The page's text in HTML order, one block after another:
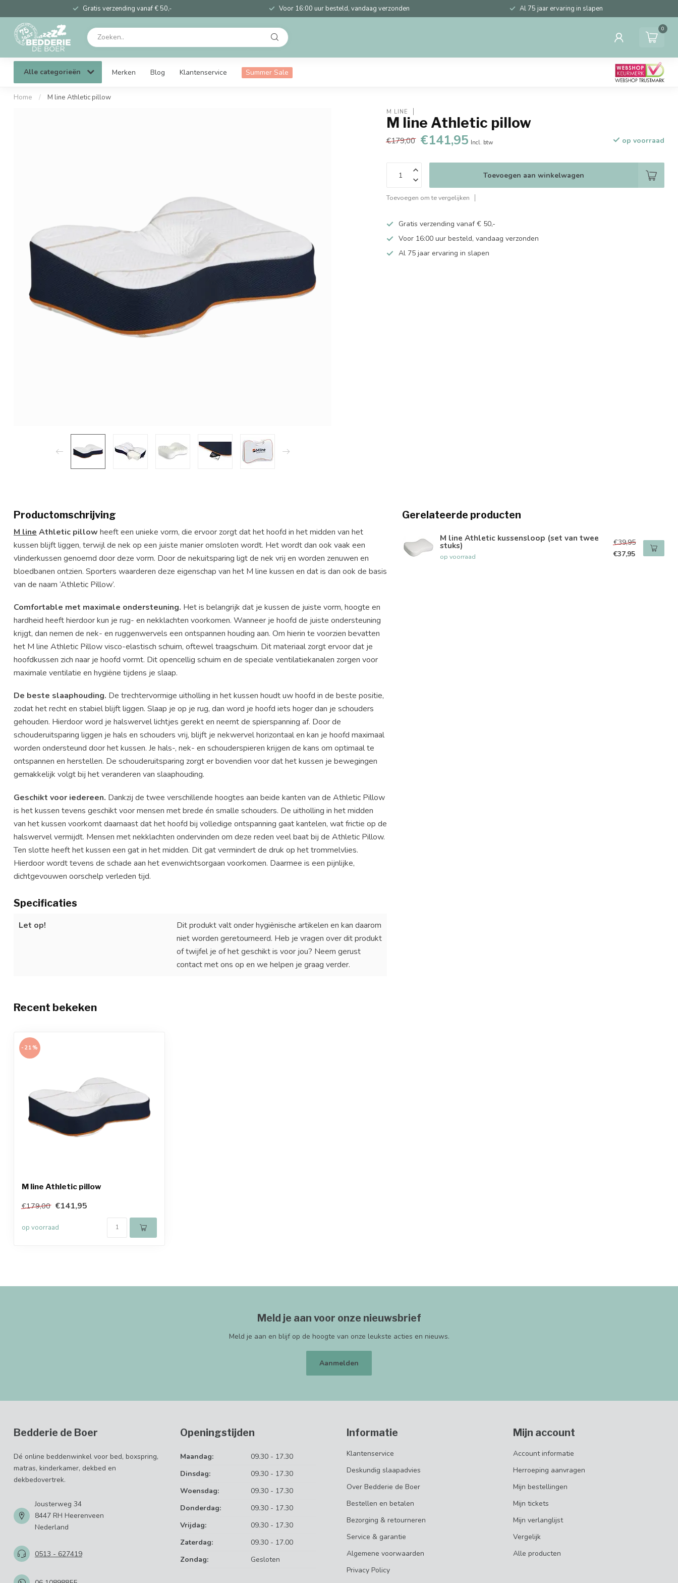
Gratis verzending vanaf € 50,- Voor 16:00 uur besteld, vandaag verzonden Al 75 jaar ervaring in slapen
0
Alle categorieën Merken Blog Klantenservice Summer Sale
Home / M line Athletic pillow
M LINE
M line Athletic pillow
€179,00 €141,95 Incl. btw op voorraad
Toevoegen aan winkelwagen
Toevoegen om te vergelijken
Gratis verzending vanaf € 50,-
Voor 16:00 uur besteld, vandaag verzonden
Al 75 jaar ervaring in slapen
Productomschrijving
M line Athletic pillow heeft een unieke vorm, die ervoor zorgt dat het hoofd in het midden van het
kussen blijft liggen, terwijl de nek op een juiste manier omsloten wordt. Het wordt dan ook vaak een
vlinderkussen genoemd door deze vorm. Door de nekuitsparing ligt de nek vrij en worden zenuwen en
bloedbanen ontzien. Sporters waarderen deze eigenschap van het M line kussen en dat is dan ook de basis
van de naam ‘Athletic Pillow’.
Comfortable met maximale ondersteuning. Het is belangrijk dat je kussen de juiste vorm, hoogte en
hardheid heeft hierdoor kun je rug- en nekklachten voorkomen. Wanneer je hoofd de juiste ondersteuning
krijgt, dan nemen de nek- en ruggenwervels een ontspannen houding aan. Om hierin te voorzien bevatten
het M line Athletic Pillow visco-elastisch schuim, oftewel traagschuim. Dit materiaal zorgt ervoor dat je
hoofdkussen zich naar je hoofd vormt. Dit opencellig schuim en de speciale ventilatiekanalen zorgen voor
maximale ventilatie en hygiëne tijdens je slaap.
De beste slaaphouding. De trechtervormige uitholling in het kussen houdt uw hoofd in de beste positie,
zodat het recht en stabiel blijft liggen. Slaap je op je rug, dan word je hoofd iets hoger dan je schouders
gehouden. Hierdoor word je halswervel lichtjes gerekt en neemt de spierspanning af. Door de
schouderuitsparing liggen je hals en schouders vrij, blijft je nekwervel horizontaal en kan je hoofd maximaal
worden ondersteund door het kussen. Je hals-, nek- en schouderspieren krijgen de kans om optimaal te
ontspannen en herstellen. De schouderuitsparing zorgt er bovendien voor dat het kussen je bewegingen
gemakkelijk volgt bij het veranderen van slaaphouding.
Geschikt voor iedereen. Dankzij de twee verschillende hoogtes aan beide kanten van de Athletic Pillow
is het kussen tevens geschikt voor mensen met brede én smalle schouders. De uitholling in het midden
van het kussen voorkomt daarnaast dat het hoofd bij volledige ontspanning gaat kantelen, wat frictie op de
halswervel vermijdt. Mensen met nekklachten ondervinden om deze reden veel baat bij de Athletic Pillow.
Ten slotte heeft het kussen een gat in het midden. Dit gat vermindert de druk op het trommelvlies.
Hierdoor wordt tevens de schade aan het evenwichtsorgaan voorkomen. Daarmee is een pijnlijke,
dichtgevouwen oorschelp verleden tijd.
Specificaties
Let op!
Dit produkt valt onder hygiënische artikelen en kan daarom
niet worden geretourneerd. Heb je vragen over dit produkt
of twijfel je of het geschikt is voor jou? Neem gerust
contact met ons op en we helpen je graag verder.
Gerelateerde producten
M line Athletic kussensloop (set van twee
stuks)
op voorraad
€39,95
€37,95
Recent bekeken
-21%
M line Athletic pillow
€179,00 €141,95
op voorraad
Meld je aan voor onze nieuwsbrief
Meld je aan en blijf op de hoogte van onze leukste acties en nieuws.
Aanmelden
Bedderie de Boer
Dé online beddenwinkel voor bed, boxspring,
matras, kinderkamer, dekbed en
dekbedovertrek.
Jousterweg 34
8447 RH Heerenveen
Nederland
0513 - 627419
Openingstijden
Maandag:
09.30 - 17.30
Dinsdag:
09.30 - 17.30
Woensdag:
09.30 - 17.30
Donderdag:
09.30 - 17.30
Vrijdag:
09.30 - 17.30
Zaterdag:
09.30 - 17.00
Zondag:
Gesloten
Informatie
Klantenservice
Deskundig slaapadvies
Over Bedderie de Boer
Bestellen en betalen
Bezorging & retourneren
Service & garantie
Algemene voorwaarden
Privacy Policy
Mijn account
Account informatie
Herroeping aanvragen
Mijn bestellingen
Mijn tickets
Mijn verlanglijst
Vergelijk
Alle producten